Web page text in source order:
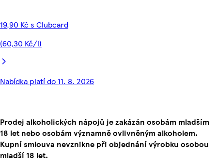
19,90 Kč s Clubcard
(60,30 Kč/l)
Nabídka platí do 11. 8. 2026
Prodej alkoholických nápojů je zakázán osobám mladším
18 let nebo osobám významně ovlivněným alkoholem.
Kupní smlouva nevznikne při objednání výrobku osobou
mladší 18 let.